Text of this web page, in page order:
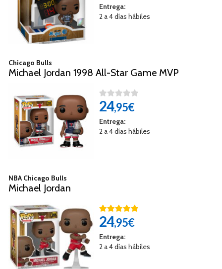
Entrega:
2 a 4 días hábiles
Chicago Bulls
Michael Jordan 1998 All-Star Game MVP
24,95€
Entrega:
2 a 4 días hábiles
NBA Chicago Bulls
Michael Jordan
24,95€
Entrega:
2 a 4 días hábiles